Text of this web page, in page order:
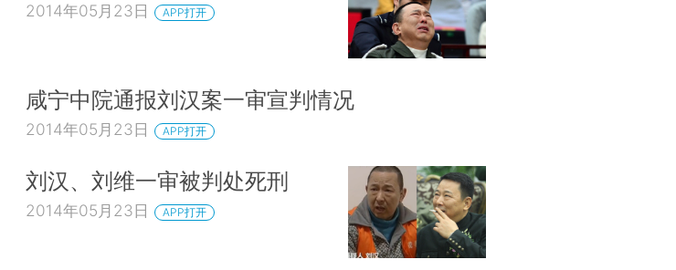
2014年05月23日 APP打开
咸宁中院通报刘汉案一审宣判情况
2014年05月23日 APP打开
刘汉、刘维一审被判处死刑
2014年05月23日 APP打开